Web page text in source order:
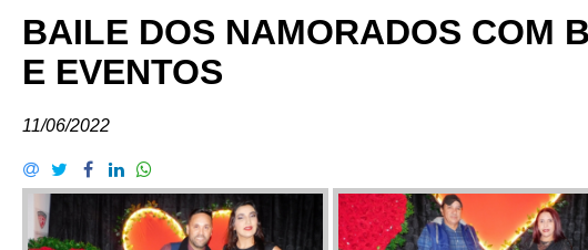
BAILE DOS NAMORADOS COM
E EVENTOS
11/06/2022